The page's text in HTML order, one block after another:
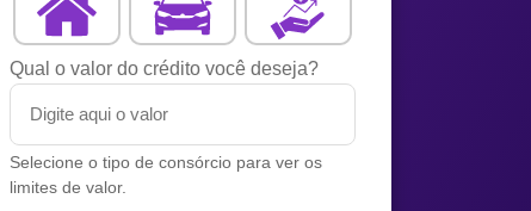
Qual o valor do crédito você deseja?
Selecione o tipo de consórcio para ver os
limites de valor.